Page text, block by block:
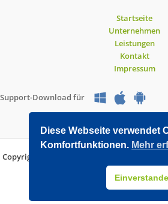
Startseite
Unternehmen
Leistungen
Kontakt
Impressum
Support-Download für
Copyright © 2026 O&V DATEC GmbH |
Drollinger
Diese Webseite verwendet
Komfortfunktionen. Mehr